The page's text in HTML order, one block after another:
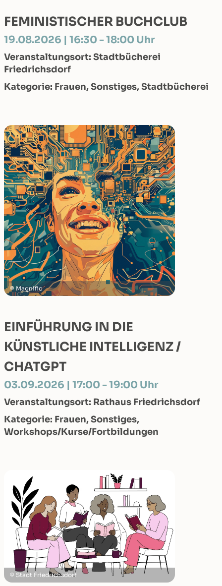
FEMINISTISCHER BUCHCLUB
19.08.2026 | 16:30 - 18:00 Uhr
Veranstaltungsort: Stadtbücherei
Friedrichsdorf
Kategorie: Frauen, Sonstiges, Stadtbücherei
Magnific
EINFÜHRUNG IN DIE
KÜNSTLICHE INTELLIGENZ /
CHATGPT
03.09.2026 | 17:00 - 19:00 Uhr
Veranstaltungsort: Rathaus Friedrichsdorf
Kategorie: Frauen, Sonstiges,
Workshops/Kurse/Fortbildungen
Stadt Friedrichsdorf